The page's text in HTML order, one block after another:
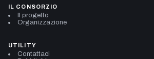
IL CONSORZIO
Il progetto
Organizzazione
UTILITY
Contattaci